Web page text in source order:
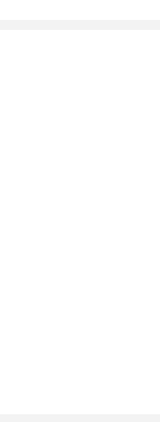
면 꼭 봐야 할 교재
, 수능특강을 공부
: 완벽한 1등급을